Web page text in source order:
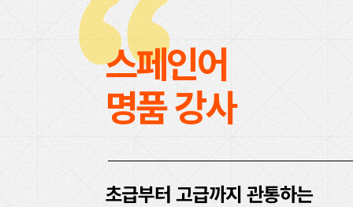
스페인어
명품 강사
초급부터 고급까지 관통하는